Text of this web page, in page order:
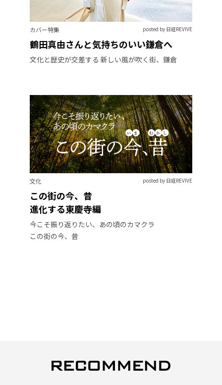
カバー特集 posted by 日経REVIVE
鶴田真由さんと気持ちのいい鎌倉へ
文化と歴史が交差する 新しい風が吹く街、鎌倉
文化 posted by 日経REVIVE
この街の今、昔
進化する東慶寺編
今こそ振り返りたい、あの頃のカマクラ
この街の今、昔